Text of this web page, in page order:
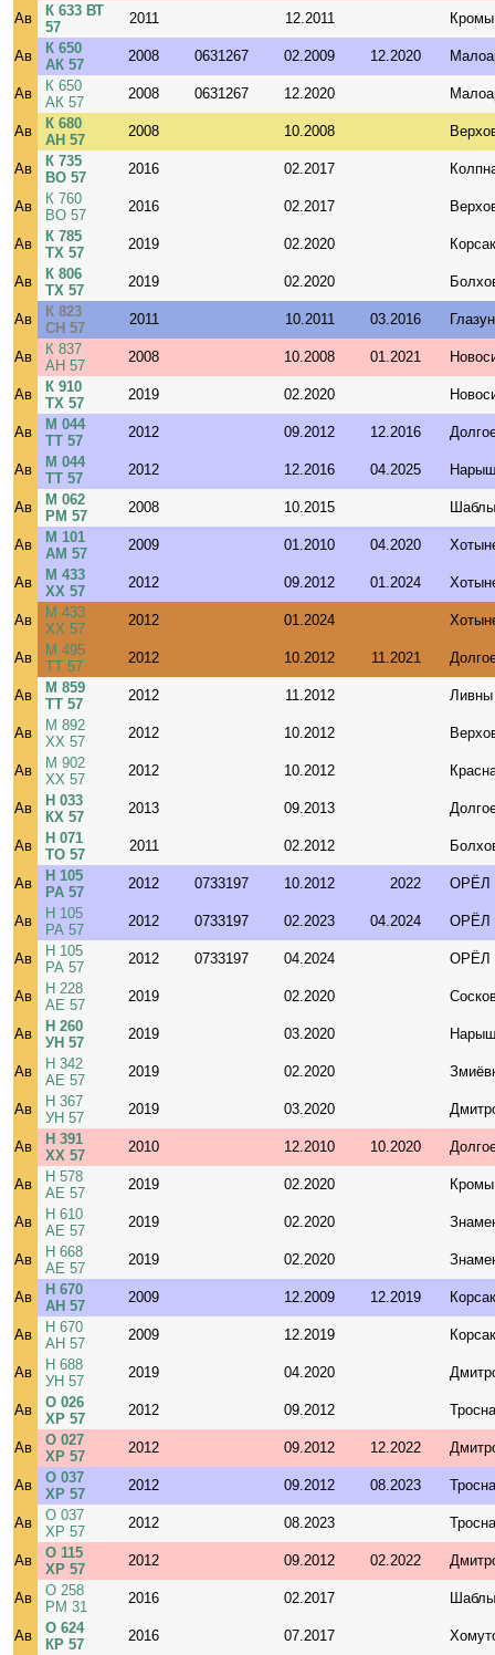
Ав
К 633 ВТ
57
2011 12.2011 Кромы
Ав
К 650
АК 57
2008 0631267 02.2009 12.2020
Ав
К 650
АК 57
2008 0631267 12.2020
Ав
К 680
АН 57
2008 10.2008
Ав
К 735
ВО 57
2016 02.2017
Ав
К 760
ВО 57
2016 02.2017
Ав
К 785
ТХ 57
2019 02.2020
Ав
К 806
ТХ 57
2019 02.2020
Ав
К 823
СН 57
2011 10.2011 03.2016
Ав
К 837
АН 57
2008 10.2008 01.2021
Ав
К 910
ТХ 57
2019 02.2020
Ав
М 044
ТТ 57
2012 09.2012 12.2016
Ав
М 044
ТТ 57
2012 12.2016 04.2025
Ав
М 062
РМ 57
2008 10.2015
Ав
М 101
АМ 57
2009 01.2010 04.2020
Ав
М 433
ХХ 57
2012 09.2012 01.2024
Ав
М 433
ХХ 57
2012 01.2024
Ав
М 495
ТТ 57
2012 10.2012 11.2021
Ав
М 859
ТТ 57
2012 11.2012 Ливны
Ав
М 892
ХХ 57
2012 10.2012
Ав
М 902
ХХ 57
2012 10.2012
Ав
Н 033
КХ 57
2013 09.2013
Ав
Н 071
ТО 57
2011 02.2012
Ав
Н 105
РА 57
2012 0733197 10.2012 2022 ОРЁЛ
Ав
Н 105
РА 57
2012 0733197 02.2023 04.2024 ОРЁЛ
Ав
Н 105
РА 57
2012 0733197 04.2024 ОРЁЛ
Ав
Н 228
АЕ 57
2019 02.2020
Ав
Н 260
УН 57
2019 03.2020
Ав
Н 342
АЕ 57
2019 02.2020
Ав
Н 367
УН 57
2019 03.2020
Ав
Н 391
ХХ 57
2010 12.2010 10.2020
Ав
Н 578
АЕ 57
2019 02.2020 Кромы
Ав
Н 610
АЕ 57
2019 02.2020
Ав
Н 668
АЕ 57
2019 02.2020
Ав
Н 670
АН 57
2009 12.2009 12.2019
Ав
Н 670
АН 57
2009 12.2019
Ав
Н 688
УН 57
2019 04.2020
Ав
О 026
ХР 57
2012 09.2012 Тросна
Ав
О 027
ХР 57
2012 09.2012 12.2022
Ав
О 037
ХР 57
2012 09.2012 08.2023 Тросна
Ав
О 037
ХР 57
2012 08.2023 Тросна
Ав
О 115
ХР 57
2012 09.2012 02.2022
Ав
О 258
РМ 31
2016 02.2017
Ав
О 624
КР 57
2016 07.2017